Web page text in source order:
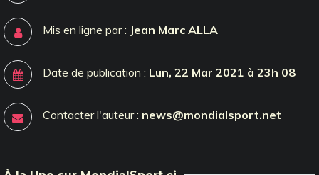
Mis en ligne par : Jean Marc ALLA
Date de publication : Lun, 22 Mar 2021 à 23h 08
Contacter l'auteur : news@mondialsport.net